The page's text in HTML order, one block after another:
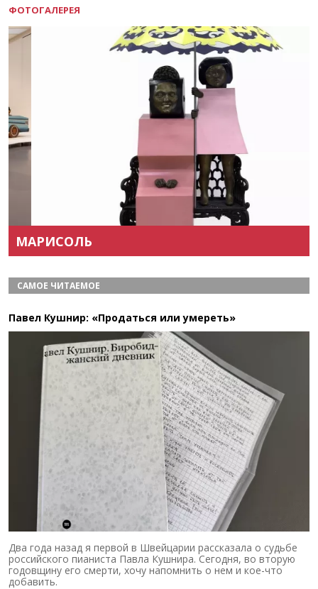
ФОТОГАЛЕРЕЯ
МАРИСОЛЬ
САМОЕ ЧИТАЕМОЕ
Павел Кушнир: «Продаться или умереть»
Два года назад я первой в Швейцарии рассказала о судьбе
российского пианиста Павла Кушнира. Сегодня, во вторую
годовщину его смерти, хочу напомнить о нем и кое-что
добавить.